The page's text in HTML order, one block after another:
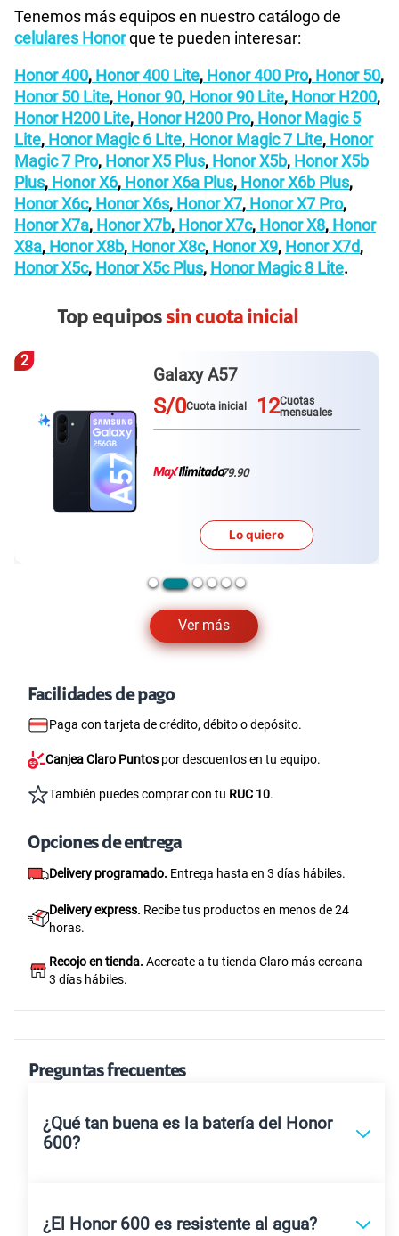
Tenemos más equipos en nuestro catálogo de
celulares Honorque te pueden interesar:
Honor 400, Honor 400 Lite, Honor 400 Pro, Honor 50,
Honor 50 Lite, Honor 90, Honor 90 Lite, Honor H200,
Honor H200 Lite, Honor H200 Pro, Honor Magic 5
Lite, Honor Magic 6 Lite, Honor Magic 7 Lite, Honor
Magic 7 Pro, Honor X5 Plus, Honor X5b, Honor X5b
Plus, Honor X6, Honor X6a Plus, Honor X6b Plus,
Honor X6c, Honor X6s, Honor X7, Honor X7 Pro,
Honor X7a, Honor X7b, Honor X7c, Honor X8, Honor
X8a, Honor X8b, Honor X8c, Honor X9, Honor X7d,
Honor X5c, Honor X5c Plus, Honor Magic 8 Lite.
Top equipossin cuota inicial
Ver más
2
Galaxy A57
S/0Cuota inicial 12Cuotas
mensuales
79.90
Lo quiero
Facilidades de pago
Paga con tarjeta de crédito, débito o depósito.
Canjea Claro Puntos por descuentos en tu equipo.
También puedes comprar con tu RUC 10.
Opciones de entrega
Delivery programado. Entrega hasta en 3 días hábiles.
Delivery express. Recibe tus productos en menos de 24
horas.
Recojo en tienda. Acercate a tu tienda Claro más cercana
3 días hábiles.
Preguntas frecuentes
¿Qué tan buena es la batería del Honor
600?
¿El Honor 600 es resistente al agua?